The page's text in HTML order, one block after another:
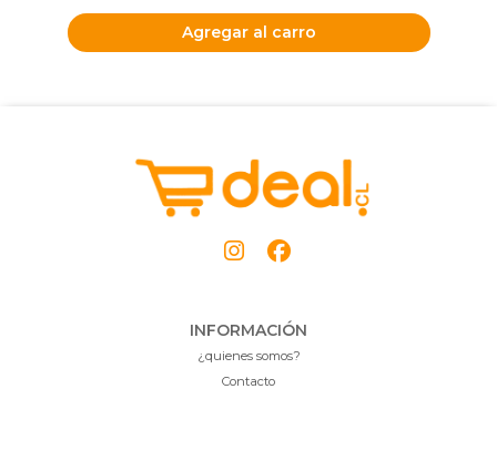
Agregar al carro
INFORMACIÓN
¿quienes somos?
Contacto